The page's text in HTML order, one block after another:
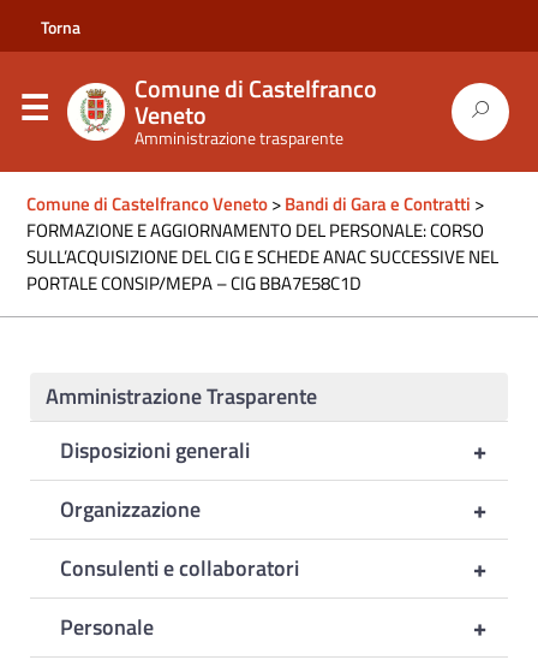
Torna
sito
comune
Comune di Castelfranco
Veneto
Amministrazione trasparente
Comune di Castelfranco Veneto>Bandi di Gara e Contratti >
FORMAZIONE E AGGIORNAMENTO DEL PERSONALE: CORSO
SULL’ACQUISIZIONE DEL CIG E SCHEDE ANAC SUCCESSIVE NEL
PORTALE CONSIP/MEPA – CIG BBA7E58C1D
Amministrazione Trasparente
+
Disposizioni generali
+
Organizzazione
+
Consulenti e collaboratori
+
Personale